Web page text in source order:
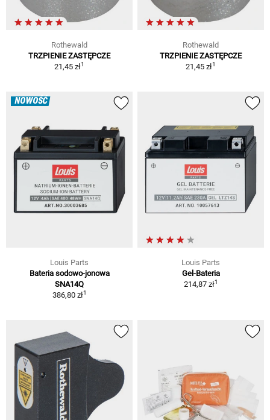
Rothewald
TRZPIENIE ZASTĘPCZE
21,45 zł1
Rothewald
TRZPIENIE ZASTĘPCZE
21,45 zł1
NOWOŚĆ
Louis Parts
Bateria sodowo-jonowa
SNA14Q
386,80 zł1
Louis Parts
Gel-Bateria
214,87 zł1